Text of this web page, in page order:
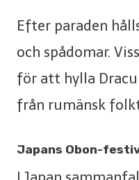
Efter paraden
och spådomar.
för att hylla
från rumänsk
Japans Obon-